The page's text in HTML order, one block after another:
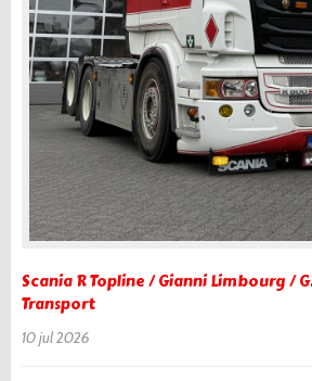
Scania R Topline / Gianni Limbourg /
Transport
10 jul 2026